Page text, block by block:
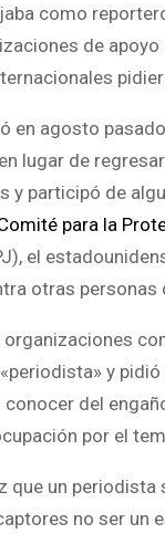
como
de
en agosto
lugar de
y participó de
para la
el
otras personas
y pidió
conocer del
por el
que un periodista
no ser un